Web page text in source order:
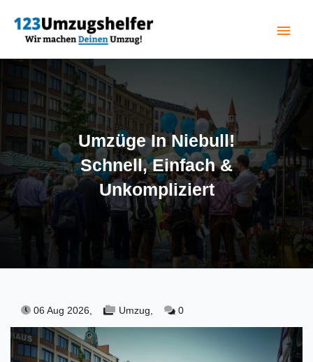
menu
Umzüge In Niebull!
Schnell, Einfach &
Unkompliziert
06 Aug 2026, Umzug, 0